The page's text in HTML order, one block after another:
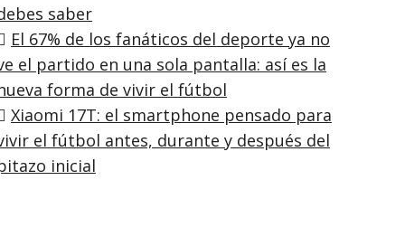
saber
El 67% de los fanáticos del deporte ya no
el partido en una sola pantalla: así es la
forma de vivir el fútbol
Xiaomi 17T: el smartphone pensado para
el fútbol antes, durante y después del
inicial